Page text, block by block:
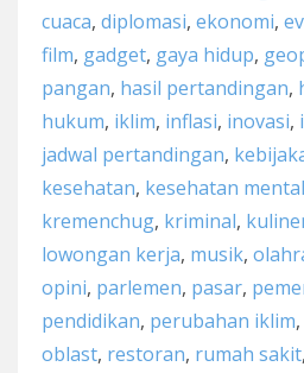
cuaca, diplomasi, ekonomi,
film, gadget, gaya hidup,
pangan, hasil pertandingan,
hukum, iklim, inflasi, inovasi,
jadwal pertandingan,
kesehatan, kesehatan mental
kremenchug, kriminal,
lowongan kerja, musik,
opini, parlemen, pasar,
pendidikan, perubahan iklim,
oblast, restoran, rumah sakit,